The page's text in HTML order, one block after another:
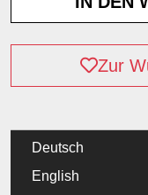
Zur
Deutsch
English